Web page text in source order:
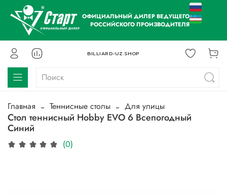
ОФИЦИАЛЬНЫЙ ДИЛЕР ВЕДУЩЕГО
РОССИЙСКОГО ПРОИЗВОДИТЕЛЯ
BILLIARD-UZ.SHOP
Главная Теннисные столы Для улицы
Стол теннисный Hobby EVO 6 Всепогодный
Синий
(0)